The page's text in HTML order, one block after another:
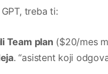
treba ti:
Team plan ($20/mes
. “asistent koji